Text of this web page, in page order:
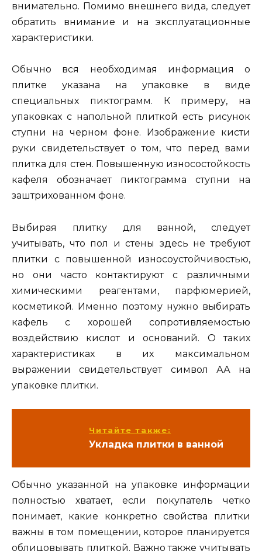
внимательно. Помимо внешнего вида, следует
обратить внимание и на эксплуатационные
характеристики.
Обычно вся необходимая информация о
плитке указана на упаковке в виде
специальных пиктограмм. К примеру, на
упаковках с напольной плиткой есть рисунок
ступни на черном фоне. Изображение кисти
руки свидетельствует о том, что перед вами
плитка для стен. Повышенную износостойкость
кафеля обозначает пиктограмма ступни на
заштрихованном фоне.
Выбирая плитку для ванной, следует
учитывать, что пол и стены здесь не требуют
плитки с повышенной износоустойчивостью,
но они часто контактируют с различными
химическими реагентами, парфюмерией,
косметикой. Именно поэтому нужно выбирать
кафель с хорошей сопротивляемостью
воздействию кислот и оснований. О таких
характеристиках в их максимальном
выражении свидетельствует символ АА на
упаковке плитки.
Читайте также:
Укладка плитки в ванной
Обычно указанной на упаковке информации
полностью хватает, если покупатель четко
понимает, какие конкретно свойства плитки
важны в том помещении, которое планируется
облицовывать плиткой. Важно также учитывать